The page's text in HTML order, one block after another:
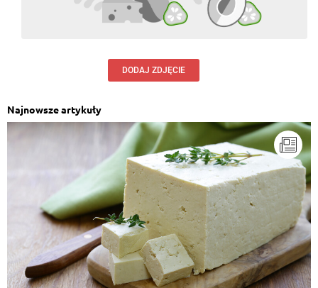
DODAJ ZDJĘCIE
Najnowsze artykuły